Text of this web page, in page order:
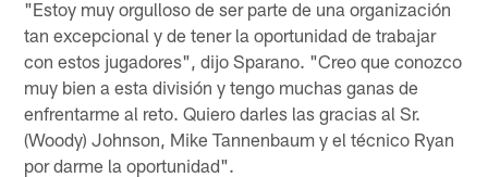
"Estoy muy orgulloso de ser parte de una organización
tan excepcional y de tener la oportunidad de trabajar
con estos jugadores", dijo Sparano. "Creo que conozco
muy bien a esta división y tengo muchas ganas de
enfrentarme al reto. Quiero darles las gracias al Sr.
(Woody) Johnson, Mike Tannenbaum y el técnico Ryan
por darme la oportunidad".